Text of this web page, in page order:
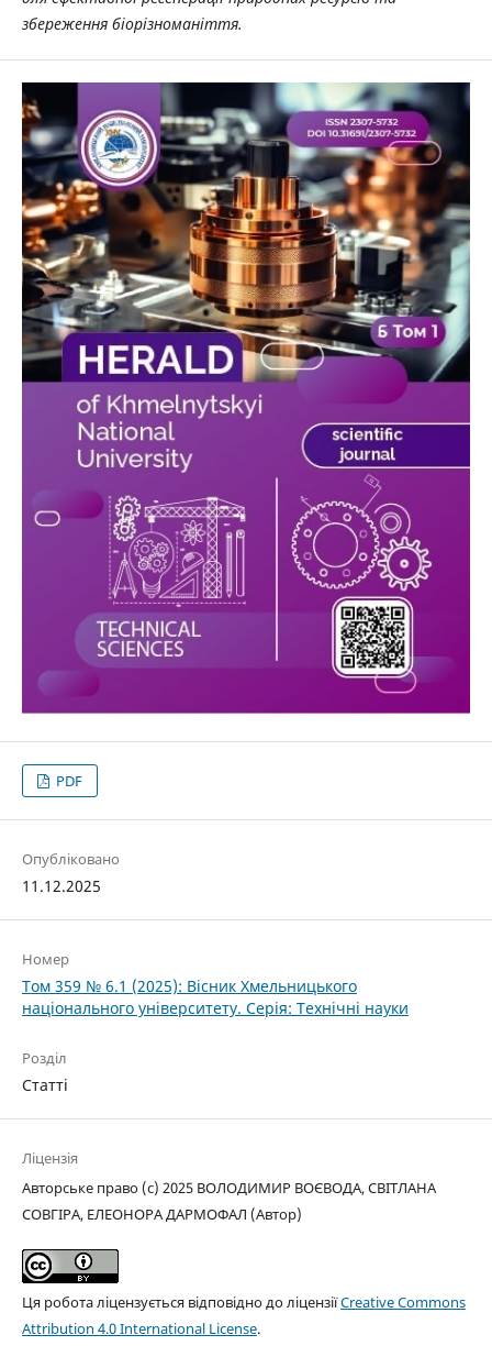
збереження біорізноманіття.
PDF
Опубліковано
11.12.2025
Номер
Том 359 № 6.1 (2025): Вісник Хмельницького
національного університету. Серія: Технічні науки
Розділ
Статті
Ліцензія
Авторське право (c) 2025 ВОЛОДИМИР ВОЄВОДА, СВІТЛАНА
СОВГІРА, ЕЛЕОНОРА ДАРМОФАЛ (Автор)
Ця робота ліцензується відповідно до ліцензіїCreative Commons
Attribution 4.0 International License.